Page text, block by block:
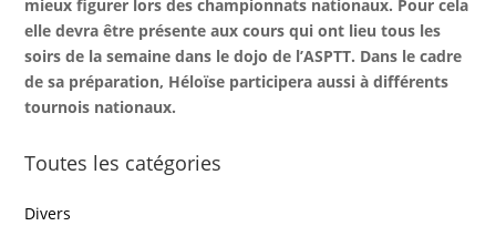
mieux figurer lors des championnats nationaux. Pour cela
elle devra être présente aux cours qui ont lieu tous les
soirs de la semaine dans le dojo de l’ASPTT. Dans le cadre
de sa préparation, Héloïse participera aussi à différents
tournois nationaux.
Toutes les catégories
Divers